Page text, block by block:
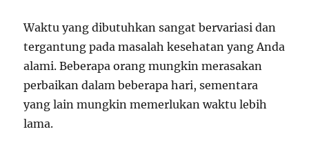
Waktu yang dibutuhkan sangat bervariasi dan
tergantung pada masalah kesehatan yang Anda
alami. Beberapa orang mungkin merasakan
perbaikan dalam beberapa hari, sementara
yang lain mungkin memerlukan waktu lebih
lama.